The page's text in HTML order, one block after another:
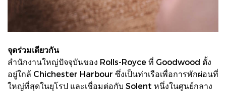
จุดร่วมเดียวกัน
สำนักงานใหญ่ปัจจุบันของ Rolls-Royce ที่ Goodwood ตั้ง
อยู่ใกล้ Chichester Harbour ซึ่งเป็นท่าเรือเพื่อการพักผ่อนที่
ใหญ่ที่สุดในยุโรป และเชื่อมต่อกับ Solent หนึ่งในศูนย์กลาง